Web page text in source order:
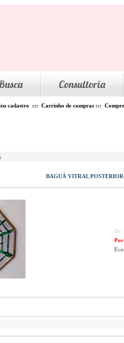
Consultoria
cadastro ::: Carrinho de compras:::
BAGUÁ VITRAL
De: